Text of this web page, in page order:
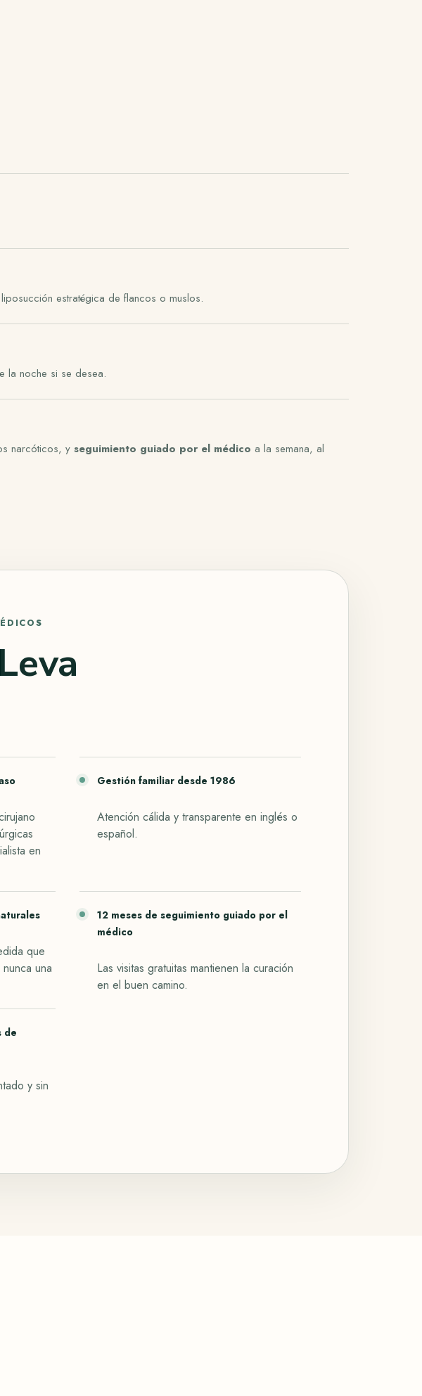
estratégica de flancos o muslos.
la noche si se desea.
narcóticos, y seguimiento guiado por el médico a la semana, al
en
Gestión familiar desde 1986
Atención cálida y transparente en inglés o
español.
que
una
12 meses de seguimiento guiado por el
médico
Las visitas gratuitas mantienen la curación
en el buen camino.
de
y sin